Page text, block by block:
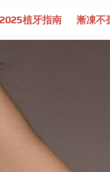
漸凍不孤單 愛不沾黏